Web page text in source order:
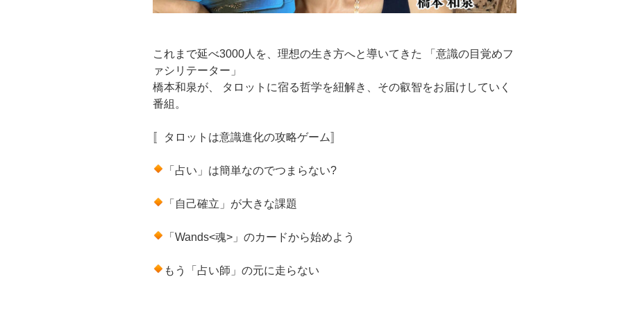
これまで延べ3000人を、理想の生き方へと導いてきた 「意識の目覚めフ
ァシリテーター」
橋本和泉が、 タロットに宿る哲学を紐解き、その叡智をお届けしていく
番組。
〚タロットは意識進化の攻略ゲーム〛
「占い」は簡単なのでつまらない?
「自己確立」が大きな課題
「Wands<魂>」のカードから始めよう
もう「占い師」の元に走らない